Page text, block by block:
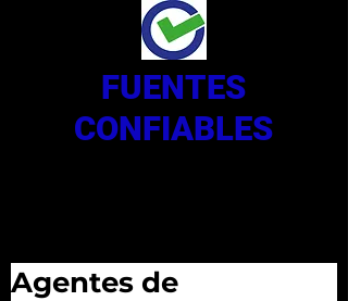
FUENTES
CONFIABLES
Agentes de